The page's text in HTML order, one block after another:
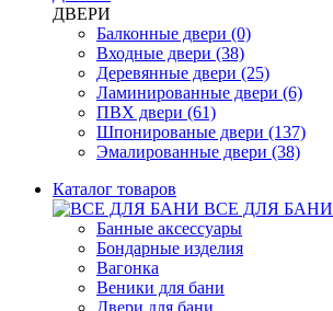
ДВЕРИ
Балконные двери (0)
Входные двери (38)
Деревянные двери (25)
Ламинированные двери (6)
ПВХ двери (61)
Шпонированые двери (137)
Эмалированные двери (38)
Каталог товаров
ВСЕ ДЛЯ БАНИ
Банные аксессуары
Бондарные изделия
Вагонка
Веники для бани
Двери для бани